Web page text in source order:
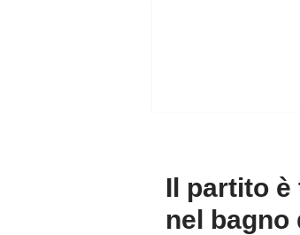
Il partito
nel bagno